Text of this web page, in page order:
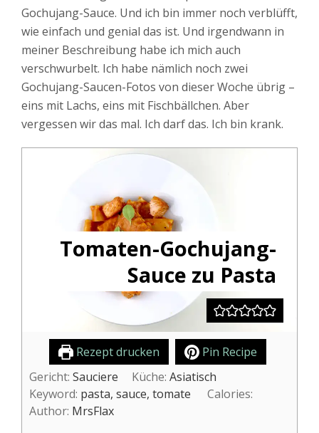
Gochujang-Sauce. Und ich bin immer noch verblüfft,
wie einfach und genial das ist. Und irgendwann in
meiner Beschreibung habe ich mich auch
verschwurbelt. Ich habe nämlich noch zwei
Gochujang-Saucen-Fotos von dieser Woche übrig –
eins mit Lachs, eins mit Fischbällchen. Aber
vergessen wir das mal. Ich darf das. Ich bin krank.
Tomaten-Gochujang-
Sauce zu Pasta
Rezept drucken
Pin Recipe
Gericht: Sauciere Küche:Asiatisch
Keyword: pasta, sauce, tomate
Calories:
Author: MrsFlax